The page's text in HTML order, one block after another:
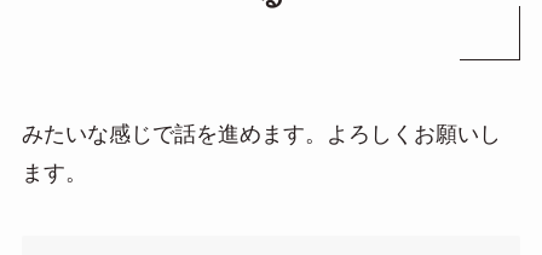
みたいな感じで話を進めます。よろしくお願いし
ます。